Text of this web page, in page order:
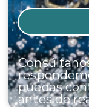
puedas
antes de